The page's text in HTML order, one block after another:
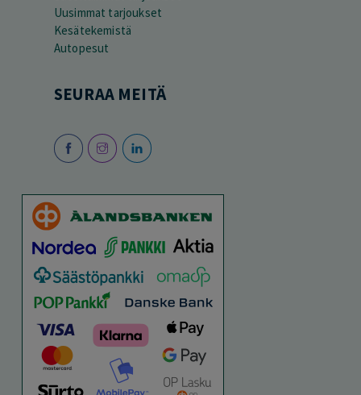
Uusimmat tarjoukset
Kesätekemistä
Autopesut
SEURAA MEITÄ